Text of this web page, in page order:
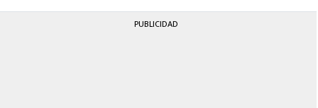
PUBLICIDAD